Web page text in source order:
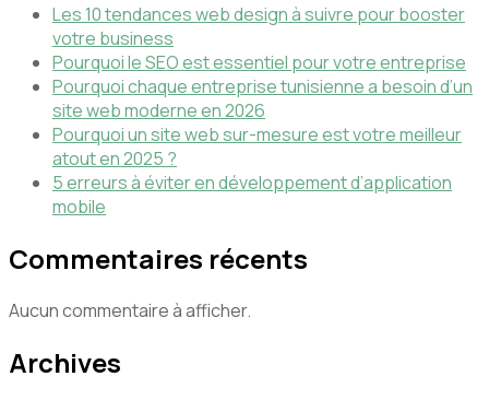
Les 10 tendances web design à suivre pour booster
votre business
Pourquoi le SEO est essentiel pour votre entreprise
Pourquoi chaque entreprise tunisienne a besoin d’un
site web moderne en 2026
Pourquoi un site web sur-mesure est votre meilleur
atout en 2025 ?
5 erreurs à éviter en développement d’application
mobile
Commentaires récents
Aucun commentaire à afficher.
Archives